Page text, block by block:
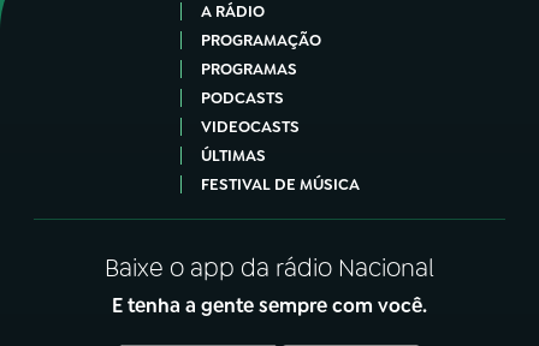
A RÁDIO
PROGRAMAÇÃO
PROGRAMAS
PODCASTS
VIDEOCASTS
ÚLTIMAS
FESTIVAL DE MÚSICA
Baixe o app da rádio Nacional
E tenha a gente sempre com você.